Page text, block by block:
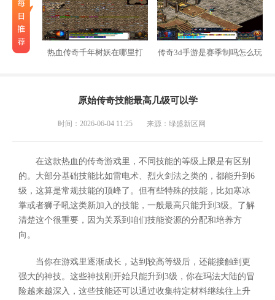
热血传奇千年树妖在哪里打 传奇3d手游是赛季制吗怎么玩
原始传奇技能最高几级可以学
时间：2026-06-04 11:25 来源：绿盛新区网
在这款热血的传奇游戏里，不同技能的等级上限是有区别
的。大部分基础技能比如雷电术、烈火剑法之类的，都能升到6
级，这算是常规技能的顶峰了。但有些特殊的技能，比如寒冰
掌或者狮子吼这类新加入的技能，一般最高只能升到3级。了解
清楚这个很重要，因为关系到咱们技能资源的分配和培养方
向。
当你在游戏里逐渐成长，达到较高等级后，还能接触到更
强大的神技。这些神技刚开始只能升到3级，你在玛法大陆的冒
险越来越深入，这些技能还可以通过收集特定材料继续往上升